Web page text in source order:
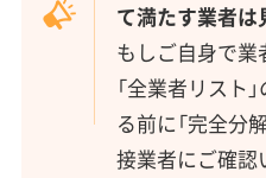
て満たす業者は
もしご自身で
「全業者リスト
る前に「完全分
接業者にご確認